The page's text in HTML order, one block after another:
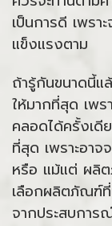
เป็นการดี เพร
แข็งแรงตาม
ถ้ารู้กันขนาดนี้
ให้มากที่สุด เพร
คลอดได้ครั้งเดี
ที่สุด เพราะอาจ
หรือ แม้แต่ ผลิ
เลือกผลิตภัณฑ์ที่
จากประสบการ